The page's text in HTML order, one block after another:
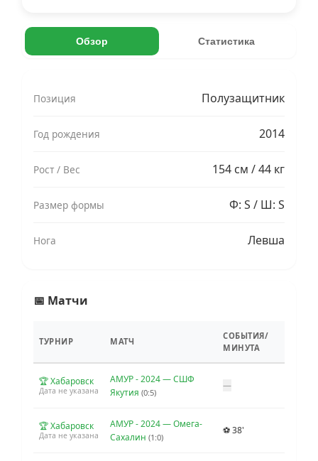
Обзор Статистика
Позиция Полузащитник
Год рождения 2014
Рост / Вес 154 см / 44 кг
Размер формы Ф: S / Ш: S
Нога Левша
📅 Матчи
ТУРНИР МАТЧ
СОБЫТИЯ/
МИНУТА
🏆 Хабаровск
Дата не указана
АМУР - 2024 — СШФ
Якутия (0:5)
—
🏆 Хабаровск
Дата не указана
АМУР - 2024 — Омега-
Сахалин (1:0)
⚽ 38'